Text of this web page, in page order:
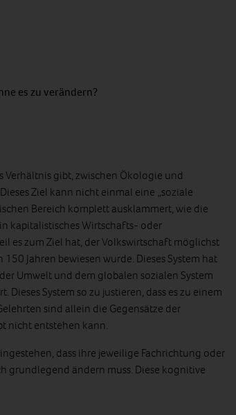
es zu verändern?
gibt, zwischen Ökologie und
Ziel kann nicht einmal eine „soziale
Bereich komplett ausklammert, wie die
kapitalistisches Wirtschafts- oder
es zum Ziel hat, der Volkswirtschaft möglichst
Jahren bewiesen wurde. Dieses System hat
Umwelt und dem globalen sozialen System
System so zu justieren, dass es zu einem
sind allein die Gegensätze der
nicht entstehen kann.
dass ihre jeweilige Fachrichtung oder
grundlegend ändern muss. Diese kognitive